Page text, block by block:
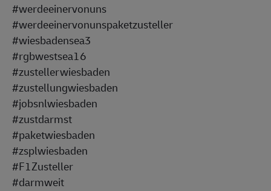
#werdeeinervonuns
#werdeeinervonunspaketzusteller
#wiesbadensea3
#rgbwestsea16
#zustellerwiesbaden
#zustellungwiesbaden
#jobsnlwiesbaden
#zustdarmst
#paketwiesbaden
#zsplwiesbaden
#F1Zusteller
#darmweit